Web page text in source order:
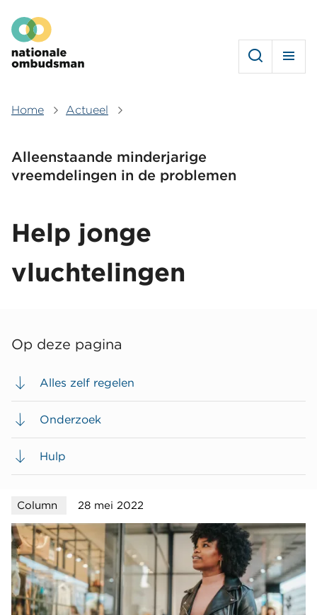
en
naar
de
gaan
Hoofdmenu
Home Actueel
Help jonge
vluchtelingen
Alleenstaande minderjarige
vreemdelingen in de problemen
Op deze pagina
Alles zelf regelen
Onderzoek
Hulp
Column 28 mei 2022